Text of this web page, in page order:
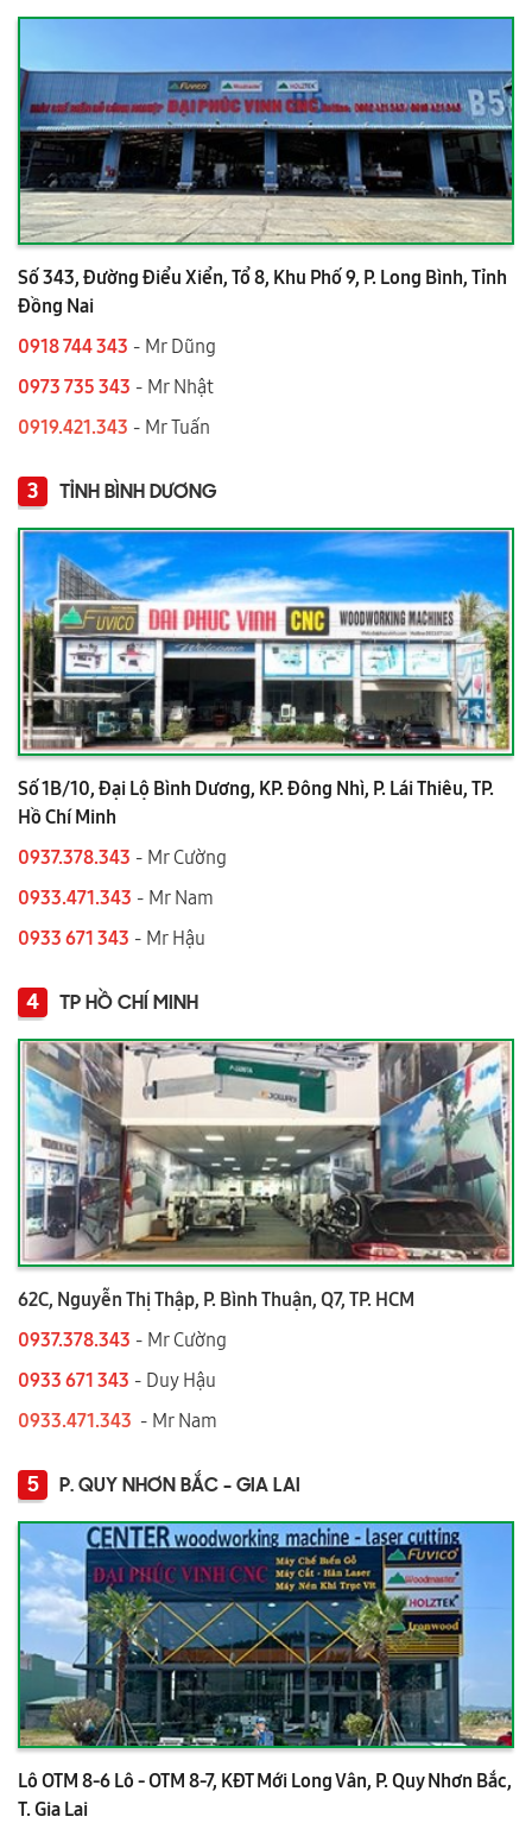
Số 343, Đường Điểu Xiển, Tổ 8, Khu Phố 9, P. Long Bình, Tỉnh
Đồng Nai
0918 744 343 - Mr Dũng
0973 735 343 - Mr Nhật
0919.421.343 ​​​​​​ - Mr Tuấn
3 TỈNH BÌNH DƯƠNG
Số 1B/10, Đại Lộ Bình Dương, KP. Đông Nhì, P. Lái Thiêu, TP.
Hồ Chí Minh
0937.378.343 - Mr Cường
0933.471.343 - Mr Nam
0933 671 343 - Mr Hậu
4 TP HỒ CHÍ MINH
62C, Nguyễn Thị Thập, P. Bình Thuận, Q7, TP. HCM
0937.378.343 - Mr Cường
0933 671 343 - Duy Hậu
0933.471.343 - Mr Nam
5 P. QUY NHƠN BẮC - GIA LAI
Lô OTM 8-6 Lô - OTM 8-7, KĐT Mới Long Vân, P. Quy Nhơn Bắc,
T. Gia Lai